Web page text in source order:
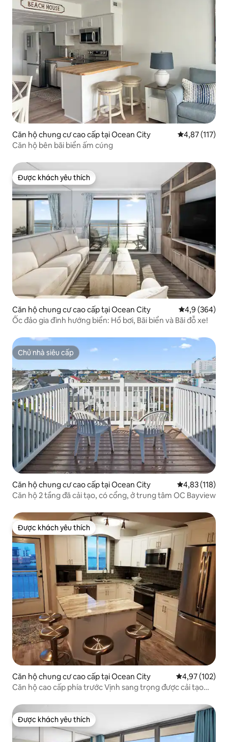
Căn hộ chung cư cao cấp tại Ocean City Xếp hạng
4,87 (117)
Căn hộ bên bãi biển ấm cúng
Được khách yêu thích
Được khách yêu thích
Căn hộ chung cư cao cấp tại Ocean City Xếp hạng
4,9 (364)
Ốc đảo gia đình hướng biển: Hồ bơi, Bãi biển và Bãi đỗ xe!
Chủ nhà siêu cấp
Chủ nhà siêu cấp
Căn hộ chung cư cao cấp tại Ocean City Xếp hạng
4,83 (118)
Căn hộ 2 tầng đã cải tạo, có cổng, ở trung tâm OC Bayview
Được khách yêu thích
Được khách yêu thích
Căn hộ chung cư cao cấp tại Ocean City Xếp hạng
4,97 (102)
Căn hộ cao cấp phía trước Vịnh sang trọng được cải tạo
Được khách yêu thích
Được khách yêu thích